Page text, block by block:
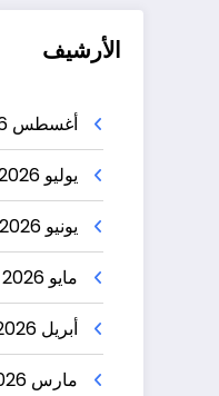
الأرشيف
أغسطس 2026
يوليو 2026
يونيو 2026
مايو 2026
أبريل 2026
مارس 2026